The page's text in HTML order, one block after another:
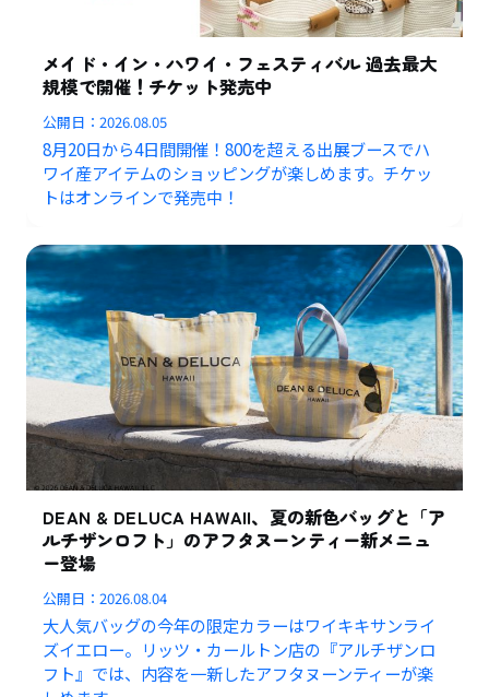
メイド・イン・ハワイ・フェスティバル 過去最大
規模で開催！チケット発売中
公開日：2026.08.05
8月20日から4日間開催！800を超える出展ブースでハ
ワイ産アイテムのショッピングが楽しめます。チケッ
トはオンラインで発売中！
DEAN & DELUCA HAWAII、夏の新色バッグと「ア
ルチザンロフト」のアフタヌーンティー新メニュ
ー登場
公開日：2026.08.04
大人気バッグの今年の限定カラーはワイキキサンライ
ズイエロー。リッツ・カールトン店の『アルチザンロ
フト』では、内容を一新したアフタヌーンティーが楽